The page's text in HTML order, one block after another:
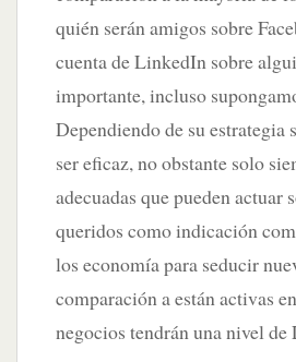
quién serán amigos sobre
cuenta de LinkedIn sobre
importante, incluso
Dependiendo de su estrategia
ser eficaz, no obstante solo
adecuadas que pueden
queridos como indicación
los economía para seducir
comparación a están activas
negocios tendrán una nivel